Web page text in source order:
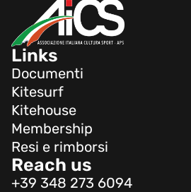
Links
Documenti
Kitesurf
Kitehouse
Membership
Resi e rimborsi
Reach us
+39 348 273 6094